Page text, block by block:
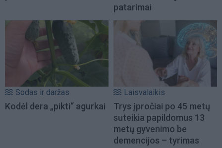
patarimai
Sodas ir daržas
Kodėl dera „pikti“ agurkai
Laisvalaikis
Trys įpročiai po 45 metų
suteikia papildomus 13
metų gyvenimo be
demencijos – tyrimas